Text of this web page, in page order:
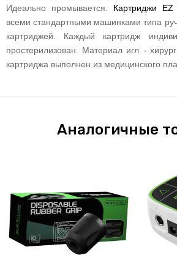
Идеально промывается. Картриджи EZ
всеми стандартными машинками типа
картриджей. Каждый картридж
простерилизован. Материал игл -
картриджа выполнен из медицинского
Аналогичные